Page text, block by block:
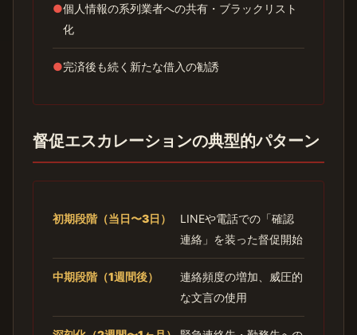
●個人情報の系列業者への共有・ブラックリスト
化
●完済後も続く新たな借入の勧誘
督促エスカレーションの典型的パターン
初期段階（当日〜3日）
LINEや電話での「確認
連絡」を装った督促開始
中期段階（1週間後）
連絡頻度の増加、威圧的
な文言の使用